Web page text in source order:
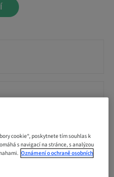
daně)cookie“, poskytnete tím souhlas k
s navigací na stránce, s analýzou
Oznámení o ochraně osobních